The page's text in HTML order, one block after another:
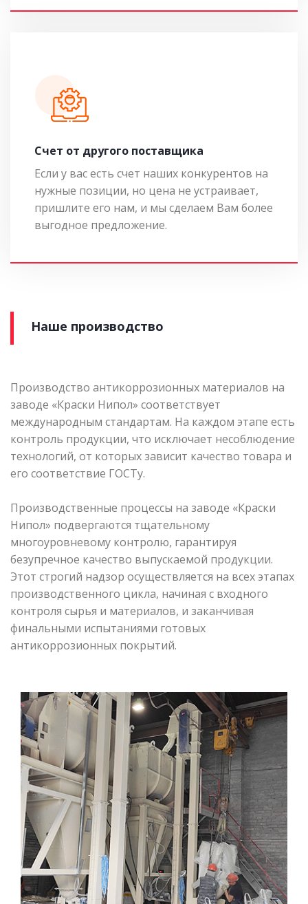
Cчет от другого поставщика
Если у вас есть счет наших конкурентов на
нужные позиции, но цена не устраивает,
пришлите его нам, и мы сделаем Вам более
выгодное предложение.
Наше производство
Производство антикоррозионных материалов на
заводе «Краски Нипол» соответствует
международным стандартам. На каждом этапе есть
контроль продукции, что исключает несоблюдение
технологий, от которых зависит качество товара и
его соответствие ГОСТу.
Производственные процессы на заводе «Краски
Нипол» подвергаются тщательному
многоуровневому контролю, гарантируя
безупречное качество выпускаемой продукции.
Этот строгий надзор осуществляется на всех этапах
производственного цикла, начиная с входного
контроля сырья и материалов, и заканчивая
финальными испытаниями готовых
антикоррозионных покрытий.